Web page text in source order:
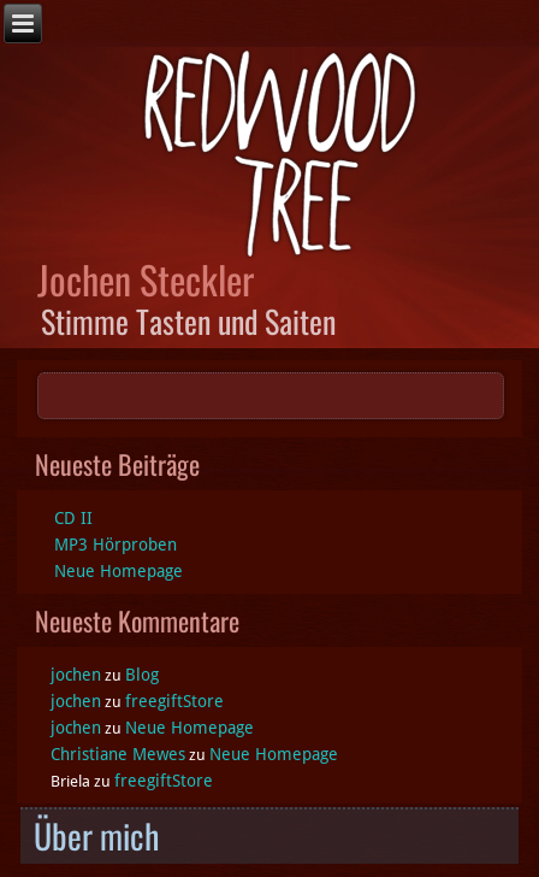
Jochen Steckler
Stimme Tasten und Saiten
Neueste Beiträge
CD II
MP3 Hörproben
Neue Homepage
Neueste Kommentare
jochen zu Blog
jochen zufreegiftStore
jochen zu Neue Homepage
Christiane Mewes zu Neue Homepage
Briela zufreegiftStore
Über mich